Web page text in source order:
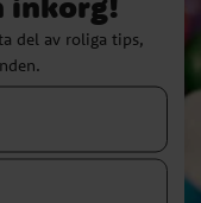
del av roliga tips,